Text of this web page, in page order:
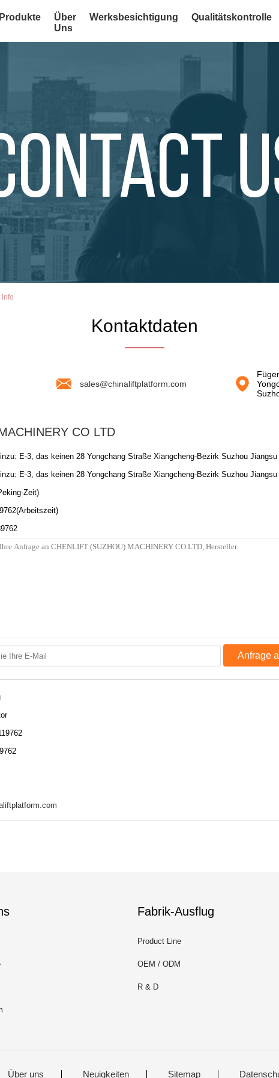
Produkte
Über
Uns
Werksbesichtigung Qualitätskontrolle
Kontaktdaten
sales@chinaliftplatform.com
CO LTD
E-3, das keinen 28 Yongchang Straße Xiangcheng-Bezirk Suzhou
E-3, das keinen 28 Yongchang Straße Xiangcheng-Bezirk Suzhou
Zeit)
Anfrage
Fabrik-Ausflug
Product Line
OEM / ODM
R & D
Über uns Neuigkeiten Sitemap